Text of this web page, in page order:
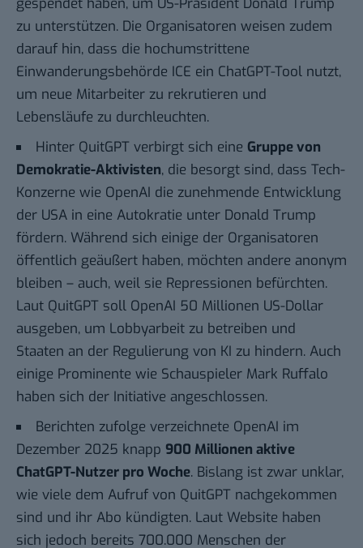
gespendet haben, um US-Präsident Donald Trump
zu unterstützen. Die Organisatoren weisen zudem
darauf hin, dass die hochumstrittene
Einwanderungsbehörde ICE ein ChatGPT-Tool nutzt,
um neue Mitarbeiter zu rekrutieren und
Lebensläufe zu durchleuchten.
Hinter QuitGPT verbirgt sich eine Gruppe von
Demokratie-Aktivisten, die besorgt sind, dass Tech-
Konzerne wie OpenAI die zunehmende Entwicklung
der USA in eine Autokratie unter Donald Trump
fördern. Während sich einige der Organisatoren
öffentlich geäußert haben, möchten andere anonym
bleiben – auch, weil sie Repressionen befürchten.
Laut QuitGPT soll OpenAI 50 Millionen US-Dollar
ausgeben, um Lobbyarbeit zu betreiben und
Staaten an der Regulierung von KI zu hindern. Auch
einige Prominente wie Schauspieler Mark Ruffalo
haben sich der Initiative angeschlossen.
Berichten zufolge verzeichnete OpenAI im
Dezember 2025 knapp 900 Millionen aktive
ChatGPT-Nutzer pro Woche. Bislang ist zwar unklar,
wie viele dem Aufruf von QuitGPT nachgekommen
sind und ihr Abo kündigten. Laut Website haben
sich jedoch bereits 700.000 Menschen der